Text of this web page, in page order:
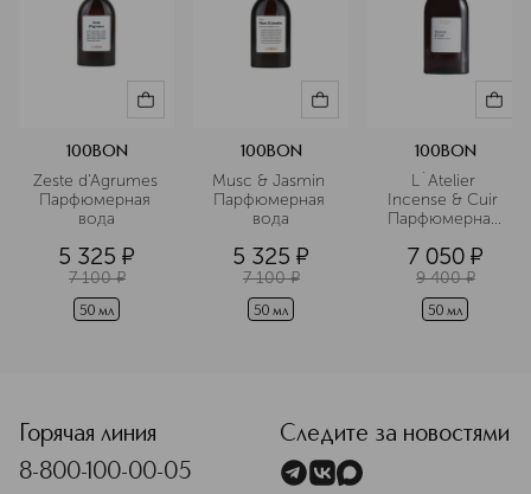
честные ароматы, натуральные
ингредиенты и доступная роскошь.
100BON
Zeste d'Agrumes
Парфюмерная
вода
5 325 ¤
7 100 ¤
50 мл
100BON
Musc & Jasmin
Парфюмерная
вода
5 325 ¤
7 100 ¤
50 мл
100BON
L`Atelier
Incense & Cuir
Парфюмерная
7 050 ¤
9 400 ¤
50 мл
Горячая линия
8-800-100-00-05
Следите за новостями